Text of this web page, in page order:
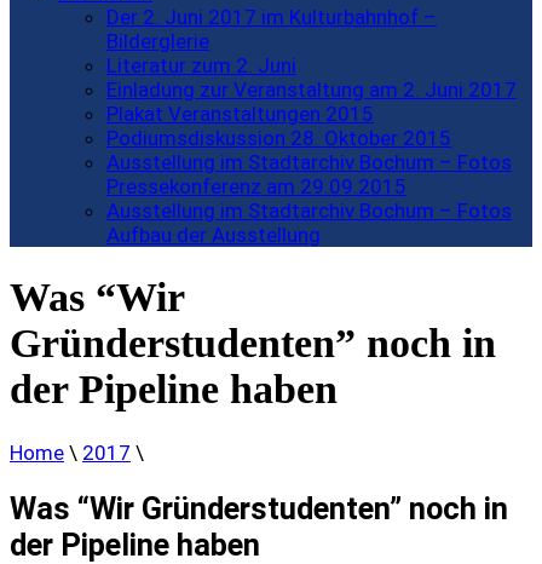
Der 2. Juni 2017 im Kulturbahnhof –
Bilderglerie
Literatur zum 2. Juni
Einladung zur Veranstaltung am 2. Juni 2017
Plakat Veranstaltungen 2015
Podiumsdiskussion 28. Oktober 2015
Ausstellung im Stadtarchiv Bochum – Fotos
Pressekonferenz am 29.09.2015
Ausstellung im Stadtarchiv Bochum – Fotos
Aufbau der Ausstellung
Was “Wir
Gründerstudenten” noch in
der Pipeline haben
Home \ 2017 \
Was “Wir Gründerstudenten” noch in
der Pipeline haben